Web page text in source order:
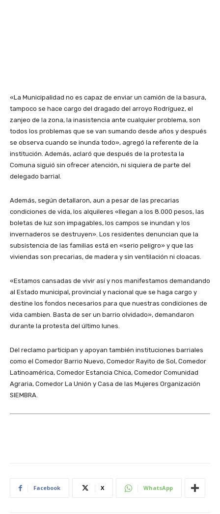
«La Municipalidad no es capaz de enviar un camión de la basura,
tampoco se hace cargo del dragado del arroyo Rodríguez, el
zanjeo de la zona, la inasistencia ante cualquier problema, son
todos los problemas que se van sumando desde años y después
se observa cuando se inunda todo», agregó la referente de la
institución. Además, aclaró que después de la protesta la
Comuna siguió sin ofrecer atención, ni siquiera de parte del
delegado barrial.
Además, según detallaron, aun a pesar de las precarias
condiciones de vida, los alquileres «llegan a los 8.000 pesos, las
boletas de luz son impagables, los campos se inundan y los
invernaderos se destruyen». Los residentes denuncian que la
subsistencia de las familias está en «serio peligro» y que las
viviendas son precarias, de madera y sin ventilación ni cloacas.
«Estamos cansadas de vivir así y nos manifestamos demandando
al Estado municipal, provincial y nacional que se haga cargo y
destine los fondos necesarios para que nuestras condiciones de
vida cambien. Basta de ser un barrio olvidado», demandaron
durante la protesta del último lunes.
Del reclamo participan y apoyan también instituciones barriales
como el Comedor Barrio Nuevo, Comedor Rayito de Sol, Comedor
Latinoamérica, Comedor Estancia Chica, Comedor Comunidad
Agraria, Comedor La Unión y Casa de las Mujeres Organización
SIEMBRA.
Facebook X WhatsApp